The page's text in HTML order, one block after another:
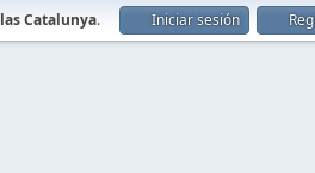
Catalunya. Iniciar sesión